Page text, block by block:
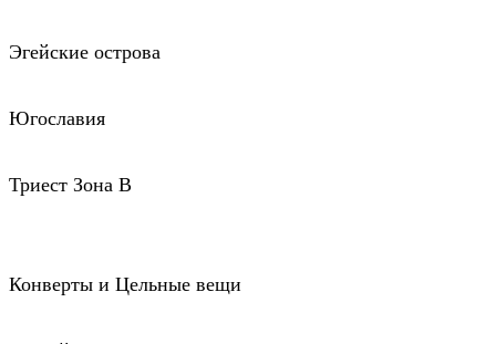
Эгейские острова
Югославия
Триест Зона В
Конверты и Цельные вещи